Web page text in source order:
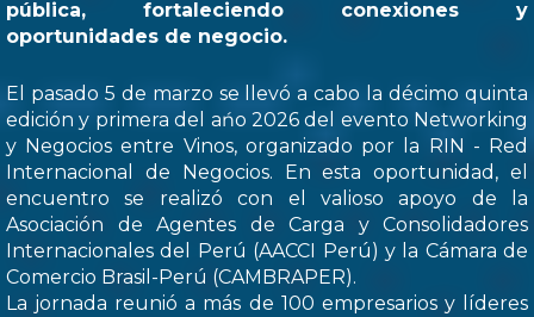
pública, fortaleciendo conexiones y
oportunidades de negocio.
El pasado 5 de marzo se llevó a cabo la décimo quinta
edición y primera del ańo 2026 del evento Networking
y Negocios entre Vinos, organizado por la RIN - Red
Internacional de Negocios. En esta oportunidad, el
encuentro se realizó con el valioso apoyo de la
Asociación de Agentes de Carga y Consolidadores
Internacionales del Perú (AACCI Perú) y la Cámara de
Comercio Brasil-Perú (CAMBRAPER).
La jornada reunió a más de 100 empresarios y líderes